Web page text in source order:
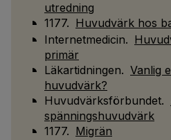
utredning
1177. Huvudvärk hos
Internetmedicin.
primär
Läkartidningen. Vanlig
huvudvärk?
Huvudvärksförbundet.
spänningshuvudvärk
1177. Migrän